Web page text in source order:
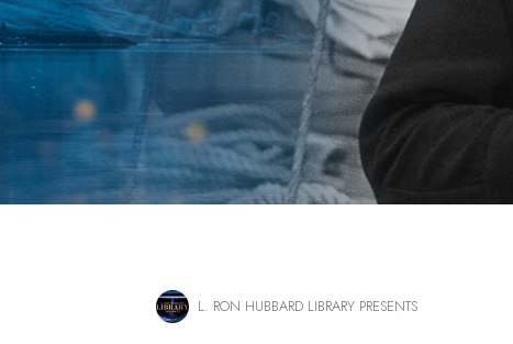
L. RON HUBBARD LIBRARY PRESENTS